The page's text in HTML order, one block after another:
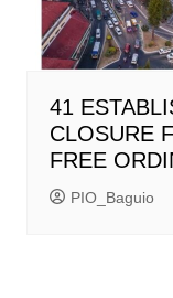
41
CLOSURE
FREE
PIO_Baguio